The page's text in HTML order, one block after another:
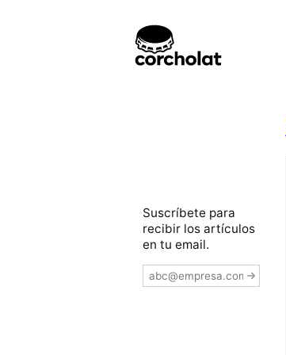
Suscríbete para
recibir los artículos
en tu email.